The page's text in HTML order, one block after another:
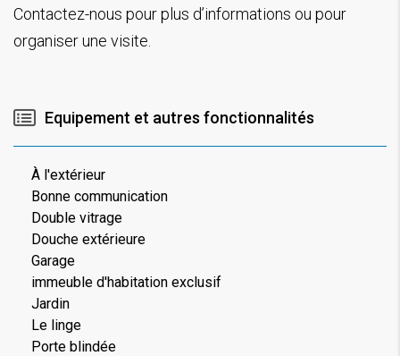
Contactez-nous pour plus d’informations ou pour
organiser une visite.
Equipement et autres fonctionnalités
À l'extérieur
Bonne communication
Double vitrage
Douche extérieure
Garage
immeuble d'habitation exclusif
Jardin
Le linge
Porte blindée